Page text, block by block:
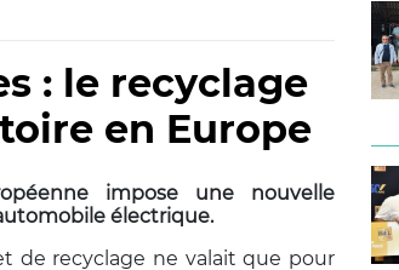
: le recyclage
en Europe
impose une nouvelle
électrique.
de recyclage ne valait que pour